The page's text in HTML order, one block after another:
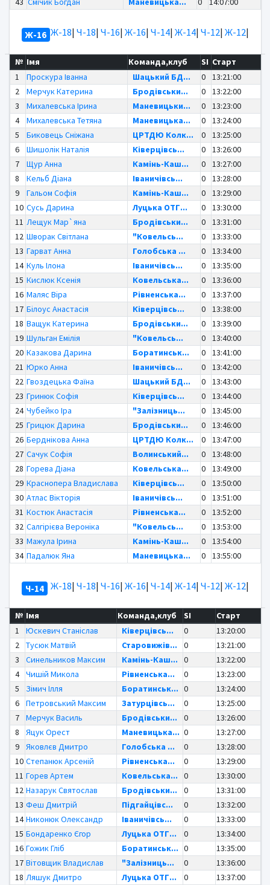
Ж-16 Ж-18| Ч-18| Ч-16| Ж-16| Ч-14| Ж-14| Ч-12| Ж-12|
№ Імя Команда,клуб SI Старт
1
Проскура Іванна Шацький БД... 0
13:21:00
2
Мерчук Катерина Бродівськи... 0
13:22:00
3
Михалевська Ірина Маневицьки... 0
13:23:00
4
Михалевська Тетяна Маневицька... 0
13:24:00
5
Биковець Сніжана ЦРТДЮ Колк... 0
13:25:00
6
Шишолік Наталія Ківерцівсь... 0
13:26:00
7
Щур Анна Камінь-Каш... 0
13:27:00
8
Кельб Діана Іваничівсь... 0
13:28:00
9
Гальом Софія Камінь-Каш... 0
13:29:00
10 Сусь Дарина Луцька ОТГ... 0
13:30:00
11 Лещук Мар`яна Бродівськи... 0
13:31:00
12 Шворак Світлана "Ковельсь... 0
13:33:00
13 Гарват Анна Голобська ... 0
13:34:00
14 Куль Ілона Іваничівсь... 0
13:35:00
15 Кислюк Ксенія Ковельська... 0
13:36:00
16 Маляс Віра Рівненська... 0
13:37:00
17 Білоус Анастасія Ківерцівсь... 0
13:38:00
18 Ващук Катерина Бродівськи... 0
13:39:00
19 Шульган Емілія "Ковельсь... 0
13:40:00
20 Казакова Дарина Боратинськ... 0
13:41:00
21 Юрко Анна Іваничівсь... 0
13:42:00
22 Гвоздецька Фаїна Шацький БД... 0
13:43:00
23 Гринюк Софія Ківерцівсь... 0
13:44:00
24 Чубейко Іра "Залізниць... 0
13:45:00
25 Грицюк Дарина Бродівськи... 0
13:46:00
26 Берднікова Анна ЦРТДЮ Колк... 0
13:47:00
27 Сачук Софія Волинський... 0
13:48:00
28 Горева Діана Ковельська... 0
13:49:00
29 Краснопера Владислава Ківерцівсь... 0
13:50:00
30 Атлас Вікторія Іваничівсь... 0
13:51:00
31 Костюк Анастасія Рівненська... 0
13:52:00
32 Салгірієва Вероніка "Ковельсь... 0
13:53:00
33 Мажула Ірина Камінь-Каш... 0
13:54:00
34 Падалюк Яна Маневицька... 0 13:55:00
Ч-14 Ж-18| Ч-18| Ч-16| Ж-16| Ч-14| Ж-14| Ч-12| Ж-12|
№ Імя Команда,клуб SI
Старт
1
Юскевич Станіслав Ківерцівсь... 0
13:20:00
2
Тусюк Матвій Старовижів... 0
13:21:00
3
Синельников Максим Камінь-Каш... 0
13:22:00
4
Чишій Микола Рівненська... 0
13:23:00
5
Зімич Ілля Боратинськ... 0
13:24:00
6
Петровський Максим Затурцівсь... 0
13:25:00
7
Мерчук Василь Бродівськи... 0
13:26:00
8
Яцук Орест Маневицька... 0
13:27:00
9
Яковлєв Дмитро Голобська ... 0
13:28:00
10 Степанюк Арсеній Рівненська... 0
13:29:00
11 Горев Артем Ковельська... 0
13:30:00
12 Назарук Святослав Бродівськи... 0
13:31:00
13 Феш Дмитрій Підгайцівс... 0
13:32:00
14 Никонюк Олександр Іваничівсь... 0
13:33:00
15 Бондаренко Єгор Луцька ОТГ... 0
13:34:00
16 Гожик Гліб Боратинськ... 0
13:35:00
17 Вітовщик Владислав "Залізниць... 0
13:36:00
18 Ляшук Дмитро Луцька ОТГ... 0
13:37:00